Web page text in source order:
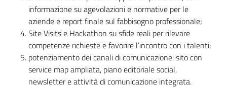
informazione su agevolazioni e normative per le
aziende e report finale sul fabbisogno professionale;
Site Visits e Hackathon su sfide reali per rilevare
competenze richieste e favorire l’incontro con i talenti;
potenziamento dei canali di comunicazione: sito con
service map ampliata, piano editoriale social,
newsletter e attività di comunicazione integrata.